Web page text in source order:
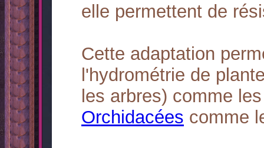
elle permettent de
Cette adaptation
l'hydrométrie de
les arbres) comme
Orchidacées comme